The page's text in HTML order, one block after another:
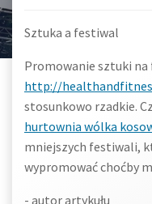
Sztuka a festiwal
Promowanie sztuki
http://
stosunkowo rzadkie.
hurtownia wólka
mniejszych festiwali,
wypromować choćby
- autor artykułu